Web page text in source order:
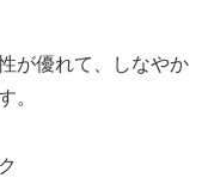
が優れて、しなやか
。